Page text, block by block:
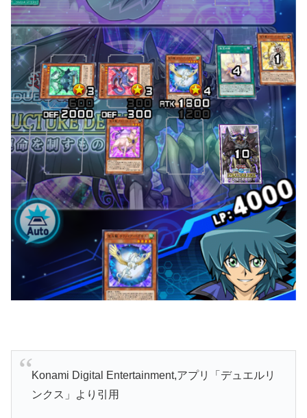
Konami Digital Entertainment,アプリ「デュエルリ
ンクス」より引用